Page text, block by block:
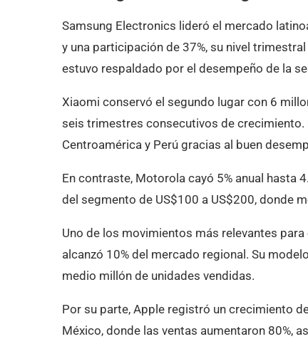
Samsung Electronics lideró el mercado
y una participación de 37%, su nivel
estuvo respaldado por el desempeño de la
Xiaomi conservó el segundo lugar con 6
seis trimestres consecutivos de
Centroamérica y Perú gracias al buen
En contraste, Motorola cayó 5% anual hasta
del segmento de US$100 a US$200, donde
Uno de los movimientos más relevantes para
alcanzó 10% del mercado regional. Su
medio millón de unidades vendidas.
Por su parte, Apple registró un crecimiento
México, donde las ventas aumentaron 80%,